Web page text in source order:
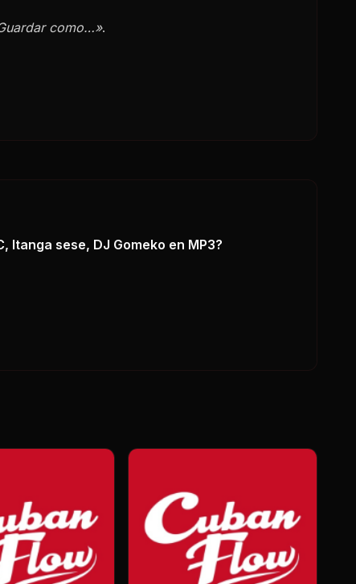
como…».
Itanga sese, DJ Gomeko en MP3?